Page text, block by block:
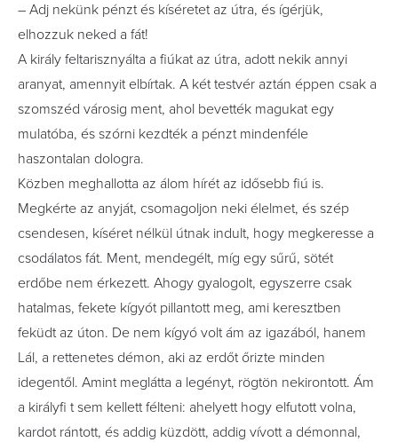
– Adj nekünk pénzt és kíséretet az útra, és ígérjük,
elhozzuk neked a fát!
A király feltarisznyálta a fiúkat az útra, adott nekik annyi
aranyat, amennyit elbírtak. A két testvér aztán éppen csak a
szomszéd városig ment, ahol bevették magukat egy
mulatóba, és szórni kezdték a pénzt mindenféle
haszontalan dologra.
Közben meghallotta az álom hírét az idősebb fiú is.
Megkérte az anyját, csomagoljon neki élelmet, és szép
csendesen, kíséret nélkül útnak indult, hogy megkeresse a
csodálatos fát. Ment, mendegélt, míg egy sűrű, sötét
erdőbe nem érkezett. Ahogy gyalogolt, egyszerre csak
hatalmas, fekete kígyót pillantott meg, ami keresztben
feküdt az úton. De nem kígyó volt ám az igazából, hanem
Lál, a rettenetes démon, aki az erdőt őrizte minden
idegentől. Amint meglátta a legényt, rögtön nekirontott. Ám
a királyfi t sem kellett félteni: ahelyett hogy elfutott volna,
kardot rántott, és addig küzdött, addig vívott a démonnal,